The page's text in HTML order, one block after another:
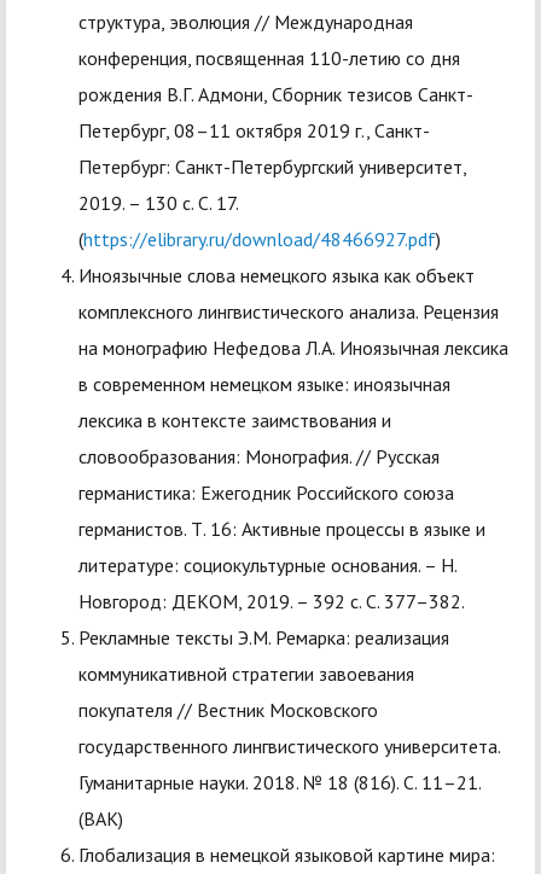
структура, эволюция // Международная
конференция, посвященная 110-летию со дня
рождения В.Г. Адмони, Сборник тезисов Санкт-
Петербург, 08–11 октября 2019 г., Санкт-
Петербург: Санкт-Петербургский университет,
2019. – 130 с. С. 17.
(https://elibrary.ru/download/48466927.pdf)
Иноязычные слова немецкого языка как объект
комплексного лингвистического анализа. Рецензия
на монографию Нефедова Л.А. Иноязычная лексика
в современном немецком языке: иноязычная
лексика в контексте заимствования и
словообразования: Монография. // Русская
германистика: Ежегодник Российского союза
германистов. Т. 16: Активные процессы в языке и
литературе: социокультурные основания. – Н.
Новгород: ДЕКОМ, 2019. – 392 с. С. 377–382.
Рекламные тексты Э.М. Ремарка: реализация
коммуникативной стратегии завоевания
покупателя // Вестник Московского
государственного лингвистического университета.
Гуманитарные науки. 2018. № 18 (816). С. 11–21.
(ВАК)
Глобализация в немецкой языковой картине мира: